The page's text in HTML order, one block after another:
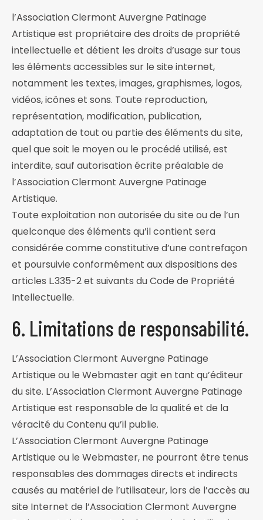
l’Association Clermont Auvergne Patinage
Artistique est propriétaire des droits de propriété
intellectuelle et détient les droits d’usage sur tous
les éléments accessibles sur le site internet,
notamment les textes, images, graphismes, logos,
vidéos, icônes et sons. Toute reproduction,
représentation, modification, publication,
adaptation de tout ou partie des éléments du site,
quel que soit le moyen ou le procédé utilisé, est
interdite, sauf autorisation écrite préalable de
l’Association Clermont Auvergne Patinage
Artistique.
Toute exploitation non autorisée du site ou de l’un
quelconque des éléments qu’il contient sera
considérée comme constitutive d’une contrefaçon
et poursuivie conformément aux dispositions des
articles L.335-2 et suivants du Code de Propriété
Intellectuelle.
6. Limitations de responsabilité.
L’Association Clermont Auvergne Patinage
Artistique ou le Webmaster agit en tant qu’éditeur
du site. L’Association Clermont Auvergne Patinage
Artistique est responsable de la qualité et de la
véracité du Contenu qu’il publie.
L’Association Clermont Auvergne Patinage
Artistique ou le Webmaster, ne pourront être tenus
responsables des dommages directs et indirects
causés au matériel de l’utilisateur, lors de l’accès au
site Internet de l’Association Clermont Auvergne